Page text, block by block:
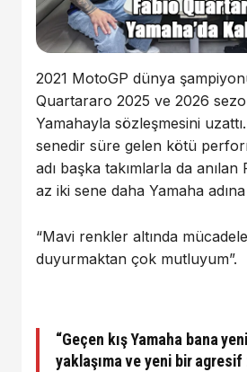
2021 MotoGP dünya
Quartararo 2025 ve 2026
Yamahayla sözleşmesini uzattı.
senedir süre gelen kötü
adı başka takımlarla da anılan
az iki sene daha Yamaha adına
“Mavi renkler altında
duyurmaktan çok mutluyum”.
“Geçen kış Yamaha bana
yaklaşıma ve yeni bir